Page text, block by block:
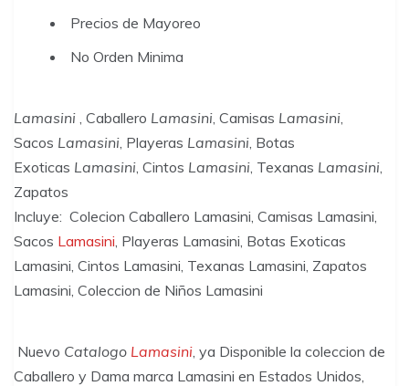
Precios de Mayoreo
No Orden Minima
Lamasini , Caballero Lamasini, Camisas Lamasini,
Sacos Lamasini, Playeras Lamasini, Botas
Exoticas Lamasini, Cintos Lamasini, Texanas Lamasini,
Zapatos
Incluye: Colecion Caballero Lamasini, Camisas Lamasini,
Sacos Lamasini, Playeras Lamasini, Botas Exoticas
Lamasini, Cintos Lamasini, Texanas Lamasini, Zapatos
Lamasini, Coleccion de Niños Lamasini
Nuevo Catalogo Lamasini, ya Disponible la coleccion de
Caballero y Dama marca Lamasini en Estados Unidos,